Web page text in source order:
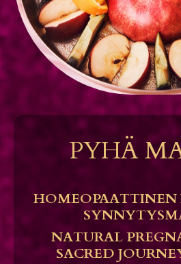
PYHÄ
HOMEOPAATTINEN
NATURAL
SACRED